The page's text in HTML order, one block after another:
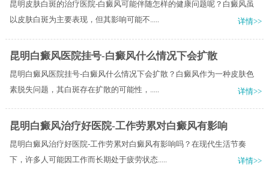
昆明皮肤白斑的治疗医院-白癜风可能伴随怎样的健康问题呢？白癜风虽
以皮肤白斑为主要表现，但其影响可能不.....
详情>>
昆明白癜风医院挂号-白癜风什么情况下会扩散
昆明白癜风医院挂号-白癜风什么情况下会扩散？白癜风作为一种皮肤色
素脱失问题，其白斑存在扩散的可能性，.....
详情>>
昆明白癜风治疗好医院-工作劳累对白癜风有影响
昆明白癜风治疗好医院-工作劳累对白癜风有影响吗？在现代生活节奏
下，许多人可能因工作而长期处于疲劳状态.....
详情>>